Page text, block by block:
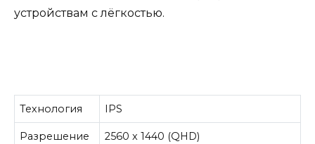
устройствам с лёгкостью.
Технология IPS
Разрешение 2560 x 1440 (QHD)